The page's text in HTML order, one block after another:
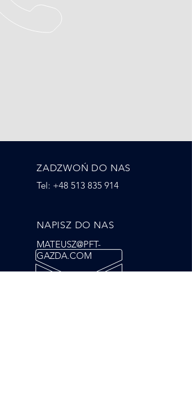
ZADZWOŃ DO NAS
Tel: +48 513 835 914
NAPISZ DO NAS
MATEUSZ@PFT-
GAZDA.COM